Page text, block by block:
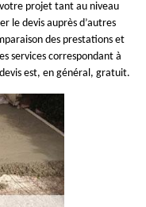
projet tant au niveau
le devis auprès d’autres
des prestations et
services correspondant à
est, en général, gratuit.